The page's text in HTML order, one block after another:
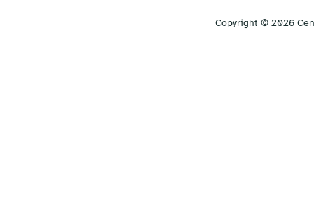
Copyright © 2026